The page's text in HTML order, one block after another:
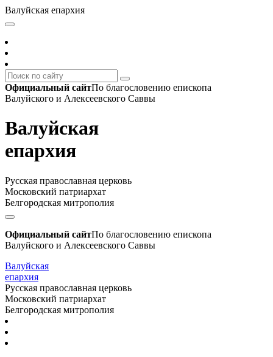
Валуйская епархия
Официальный сайтПо благословению епископа
Валуйского и Алексеевского Саввы
Валуйская
епархия
Русская православная церковь
Московский патриархат
Белгородская митрополия
Официальный сайтПо благословению епископа
Валуйского и Алексеевского Саввы
Валуйская
епархия
Русская православная церковь
Московский патриархат
Белгородская митрополия